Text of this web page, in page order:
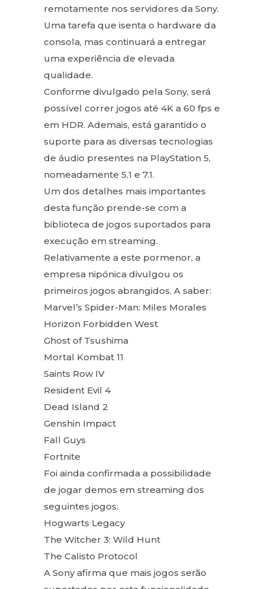
remotamente nos servidores da Sony.
Uma tarefa que isenta o hardware da
consola, mas continuará a entregar
uma experiência de elevada
qualidade.
Conforme divulgado pela Sony, será
possível correr jogos até 4K a 60 fps e
em HDR. Ademais, está garantido o
suporte para as diversas tecnologias
de áudio presentes na PlayStation 5,
nomeadamente 5.1 e 7.1.
Um dos detalhes mais importantes
desta função prende-se com a
biblioteca de jogos suportados para
execução em streaming.
Relativamente a este pormenor, a
empresa nipónica divulgou os
primeiros jogos abrangidos. A saber:
Marvel’s Spider-Man: Miles Morales
Horizon Forbidden West
Ghost of Tsushima
Mortal Kombat 11
Saints Row IV
Resident Evil 4
Dead Island 2
Genshin Impact
Fall Guys
Fortnite
Foi ainda confirmada a possibilidade
de jogar demos em streaming dos
seguintes jogos:
Hogwarts Legacy
The Witcher 3: Wild Hunt
The Calisto Protocol
A Sony afirma que mais jogos serão